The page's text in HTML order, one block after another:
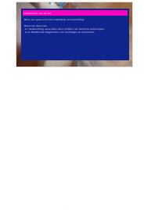
Deze les gaat over het onderwerp vervreemding.
Doel van deze les:
• Verbeelding aanzetten door middel van dummie-oefeningen;
en OneMinute fragmenten om leerlingen te inspireren.
Leerdoelen van de les